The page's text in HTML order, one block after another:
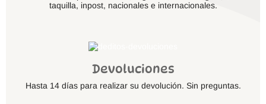
taquilla, inpost, nacionales e internacionales.
Devoluciones
Hasta 14 días para realizar su devolución. Sin preguntas.